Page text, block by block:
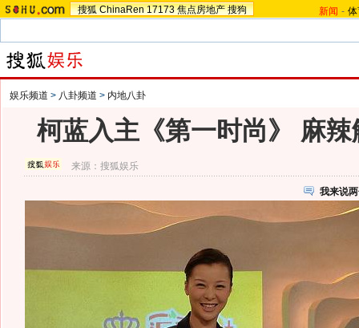
搜狐 ChinaRen 17173 焦点房地产 搜狗 新闻 -
娱乐频道 > 八卦频道 > 内地八卦
柯蓝入主《第一时尚》 麻
来源：搜狐娱乐
我来说